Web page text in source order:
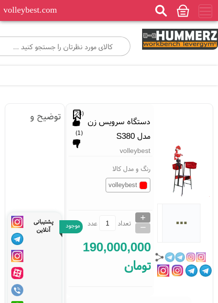
volleybest.com
...
دستگاه سرویس زن
مدل S380
(
28
)
(
1
)
volleybest
رنگ و مدل کالا
volleybest
تعداد
+
_ عدد موجود
190,000,000
تومان
توضیح و
پشتیبانی
آنلاین